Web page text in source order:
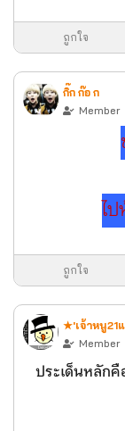
ถูกใจ
กิ๊ก ก๊อ ก
Member
ไ
ถูกใจ
★'เจ้าหนู21
Member
ประเด็นหลักคื